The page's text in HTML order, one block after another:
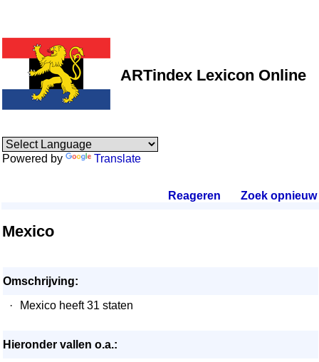
ARTindex Lexicon Online
Powered by Translate
Reageren Zoek opnieuw.
Mexico
Omschrijving:
·
Mexico heeft 31 staten
Hieronder vallen o.a.: